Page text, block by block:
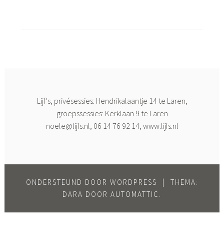
Lijf's, privésessies: Hendrikalaantje 14 te Laren,
groepssessies: Kerklaan 9 te Laren
noele@lijfs.nl , 06 14 76 92 14, www.lijfs.nl
ONDERSTEUND DOOR WORDPRESS |
THEMA:
DARA DOOR AUTOMATTIC .